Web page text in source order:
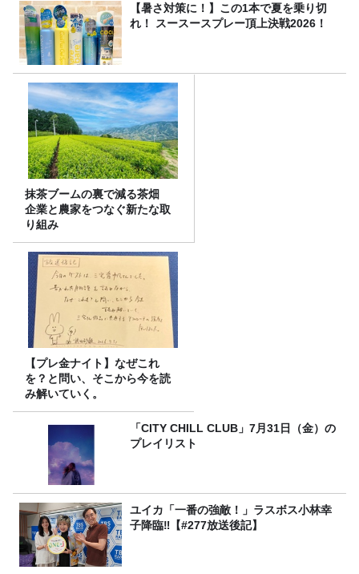
【暑さ対策に！】この1本で夏を乗り切
れ！ スースースプレー頂上決戦2026！
抹茶ブームの裏で減る茶畑
企業と農家をつなぐ新たな取
り組み
【プレ金ナイト】なぜこれ
を？と問い、そこから今を読
み解いていく。
「CITY CHILL CLUB」7月31日（金）の
プレイリスト
ユイカ「一番の強敵！」ラスボス小林幸
子降臨‼【#277放送後記】